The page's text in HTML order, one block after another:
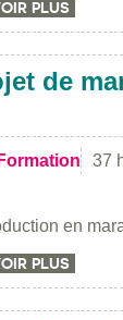
PLUS
de
Formation 37
en
PLUS